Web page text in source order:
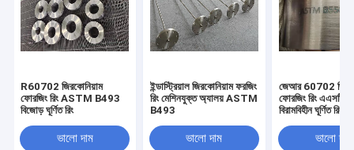
R60702 জিরকোনিয়াম
ফোরজিং রিং ASTM B493
বিজোড় ঘূর্ণিত রিং
ভালো দাম
ইন্ডাস্ট্রিয়াল জিরকোনিয়াম ফরজিং
রিং মেশিনযুক্ত অ্যালয় ASTM
B493
ভালো দাম
জেআর 60702
ফোরজিং রিং
বিরামবিহীন ঘূর্ণিত
ভালো দাম